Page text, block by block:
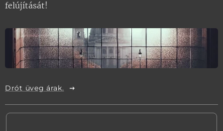
felújítását!
Drót üveg árak.